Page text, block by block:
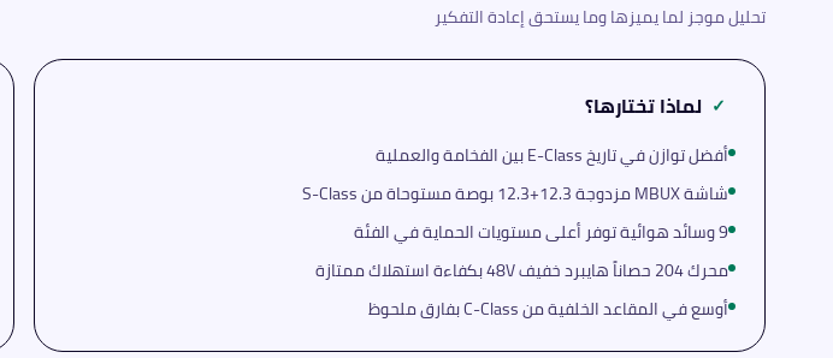
تحليل موجز لما يميزها وما يستحق إعادة التفكير
✓ لماذا تختارها؟
أفضل توازن في تاريخ E-Class بين الفخامة والعملية
شاشة MBUX مزدوجة 12.3+12.3 بوصة مستوحاة من S-Class
9 وسائد هوائية توفر أعلى مستويات الحماية في الفئة
محرك 204 حصاناً هايبرد خفيف 48V بكفاءة استهلاك ممتازة
أوسع في المقاعد الخلفية من C-Class بفارق ملحوظ